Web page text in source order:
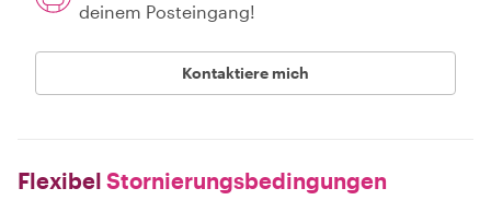
deinem Posteingang!
Kontaktiere mich
Flexibel Stornierungsbedingungen